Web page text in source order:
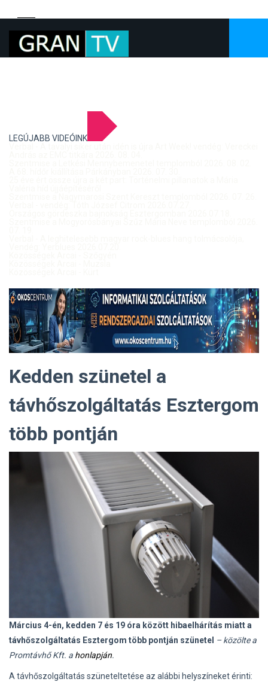
LEGÚJABB VIDEÓINK
Kedden szünetel a
távhőszolgáltatás Esztergom
több pontján
Március 4-én, kedden 7 és 19 óra között hibaelhárítás miatt a
távhőszolgáltatás Esztergom több pontján szünetel – közölte a
Promtávhő Kft. a honlapján.
A távhőszolgáltatás szüneteltetése az alábbi helyszíneket érinti: